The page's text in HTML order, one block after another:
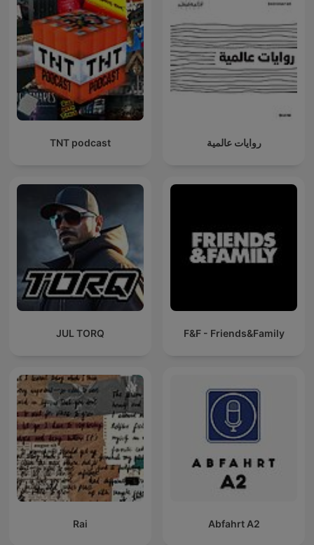
روايات عالمية TNT podcast
F&F - Friends&Family
JUL TORQ
Abfahrt A2
Rai